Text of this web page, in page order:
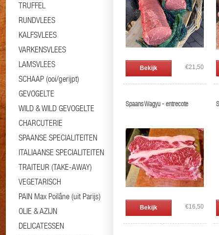
TRUFFEL
RUNDVLEES
KALFSVLEES
VARKENSVLEES
LAMSVLEES
SCHAAP (ooi/gerijpt)
GEVOGELTE
WILD & WILD GEVOGELTE
CHARCUTERIE
SPAANSE SPECIALITEITEN
ITALIAANSE SPECIALITEITEN
TRAITEUR (TAKE-AWAY)
VEGETARISCH
PAIN Max Poilâne (uit Parijs)
OLIE & AZIJN
DELICATESSEN
Bekijk €21,50
Spaans Wagyu - entrecote
Bekijk €16,50